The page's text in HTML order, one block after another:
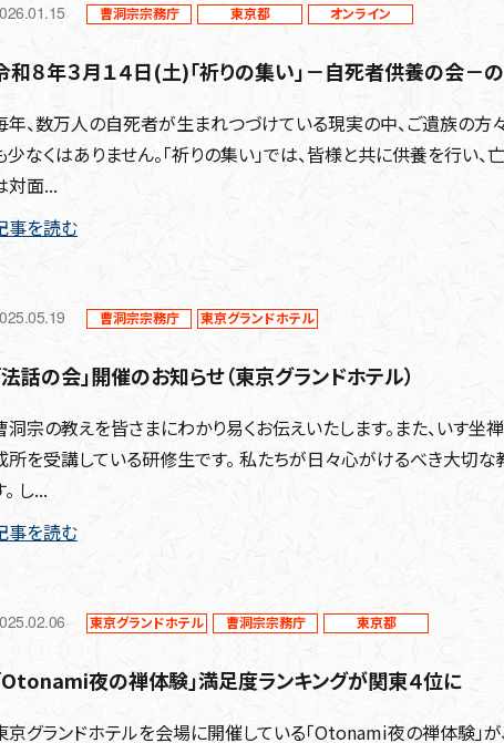
曹洞宗宗務庁 東京都 オンライン
和８年３月１４日(土)「祈りの集い」－自死者供養の会－
年、数万人の自死者が生まれつづけている現実の中、ご遺族の
少なくはありません。「祈りの集い」では、皆様と共に供養を行い、
対面...
事を読む
曹洞宗宗務庁 東京グランドホテル
法話の会」開催のお知らせ（東京グランドホテル）
洞宗の教えを皆さまにわかり易くお伝えいたします。また、いす
所を受講している研修生です。 私たちが日々心がけるべき大切な
。 し...
事を読む
東京グランドホテル 曹洞宗宗務庁 東京都
Otonami夜の禅体験」満足度ランキングが関東４位に
京グランドホテルを会場に開催している「Otonami夜の禅体験」